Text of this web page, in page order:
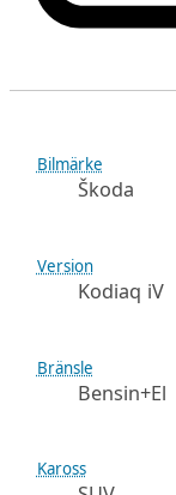
Bilmärke
Škoda
Version
Kodiaq iV
Bränsle
Bensin+El
Kaross